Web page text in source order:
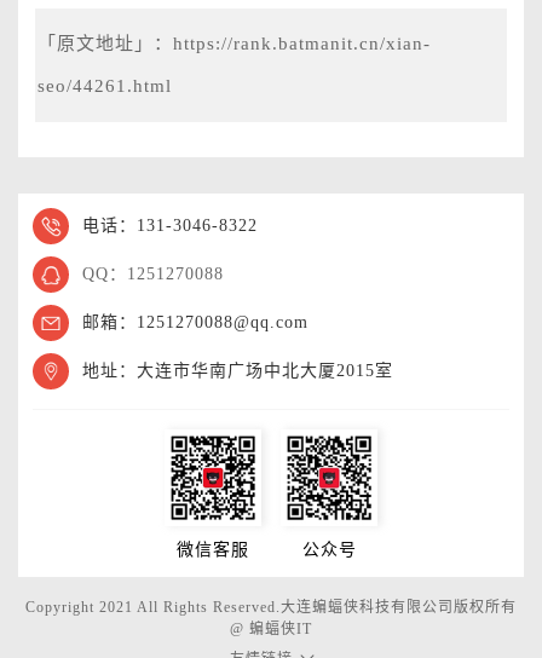
「原文地址」：https://rank.batmanit.cn/xian-
seo/44261.html
电话：131-3046-8322
QQ：1251270088
邮箱：1251270088@qq.com
地址：大连市华南广场中北大厦2015室
微信客服 公众号
Copyright 2021 All Rights Reserved.大连蝙蝠侠科技有限公司版权所有
@ 蝙蝠侠IT